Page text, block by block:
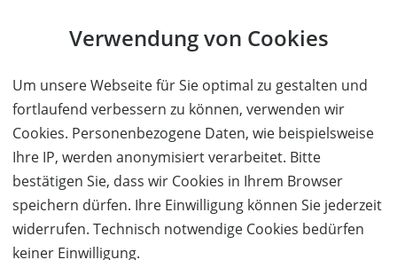
Verwendung von Cookies
Um unsere Webseite für Sie optimal zu gestalten und
fortlaufend verbessern zu können, verwenden wir
Cookies. Personenbezogene Daten, wie beispielsweise
Ihre IP, werden anonymisiert verarbeitet. Bitte
bestätigen Sie, dass wir Cookies in Ihrem Browser
speichern dürfen. Ihre Einwilligung können Sie jederzeit
widerrufen. Technisch notwendige Cookies bedürfen
keiner Einwilligung.
WEITERE DETAILS BESTELLEN
Molitors Mühle
Kurzurlaub für 2 Personen in der
Eifel zum halben Preis!